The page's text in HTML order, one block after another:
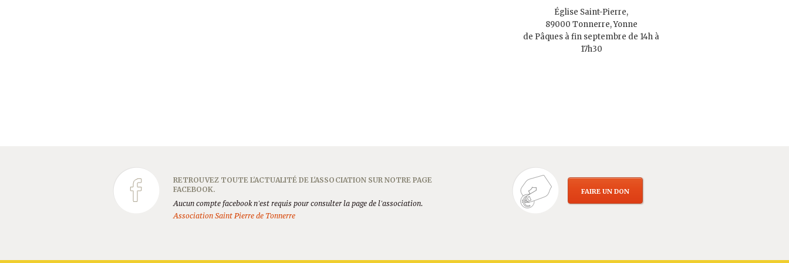
Église Saint-Pierre,
89000 Tonnerre, Yonne
de Pâques à fin septembre de 14h à
17h30
RETROUVEZ TOUTE L'ACTUALITÉ DE L'ASSOCIATION SUR NOTRE PAGE
FACEBOOK.
Aucun compte facebook n'est requis pour consulter la page de l'association.
Association Saint Pierre de Tonnerre
FAIRE UN DON